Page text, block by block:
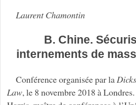
Laurent Chamontin
B. Chine.
internements de
Conférence organisée par la
Law, le 8 novembre 2018 à